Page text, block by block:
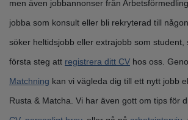
men även jobbannonser från
jobba som konsult eller bli rekryterad till
söker heltidsjobb eller extrajobb som student,
första steg att registrera ditt CV hos oss.
Matchning kan vi vägleda dig till ett nytt jobb
Rusta & Matcha. Vi har även gott om tips för